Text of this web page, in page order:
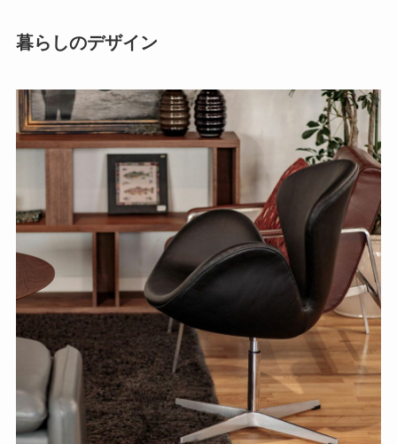
暮らしのデザイン